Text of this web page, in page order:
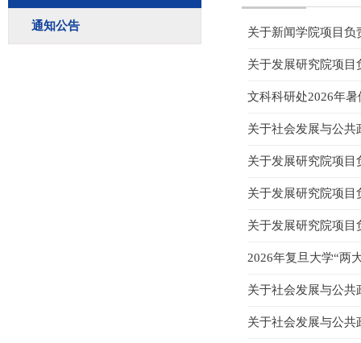
通知公告 关于新闻学院项目负
关于发展研究院项目
文科科研处2026年
关于社会发展与公共
关于发展研究院项目
关于发展研究院项目
关于发展研究院项目
2026年复旦大学“两
关于社会发展与公共
关于社会发展与公共